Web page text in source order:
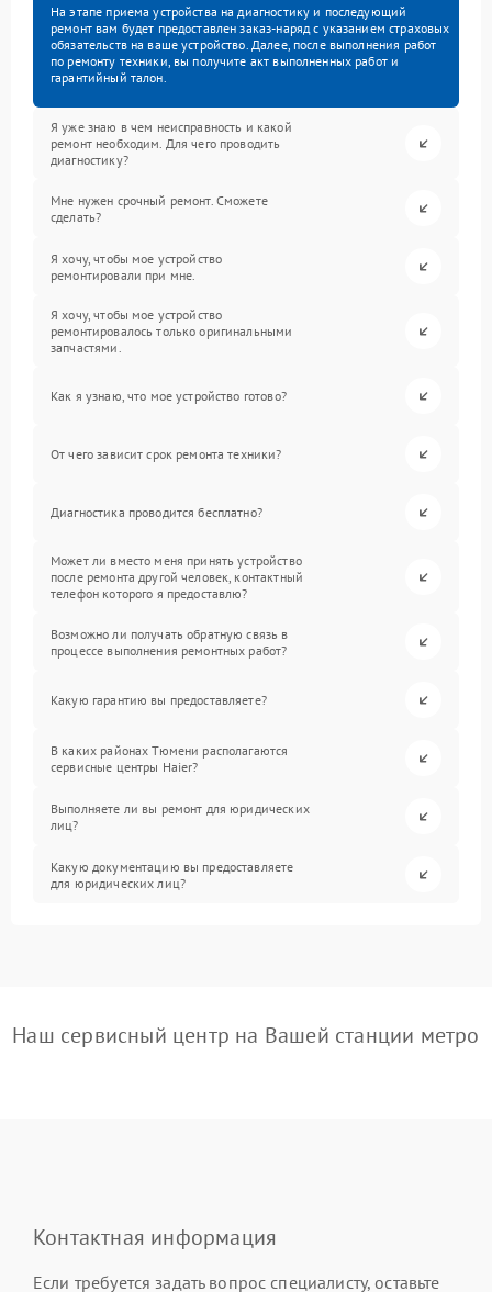
На этапе приема устройства на диагностику и последующий
ремонт вам будет предоставлен заказ-наряд с указанием страховых
обязательств на ваше устройство. Далее, после выполнения работ
по ремонту техники, вы получите акт выполненных работ и
гарантийный талон.
Я уже знаю в чем неисправность и какой
ремонт необходим. Для чего проводить
диагностику?
Мне нужен срочный ремонт. Сможете
сделать?
Я хочу, чтобы мое устройство
ремонтировали при мне.
Я хочу, чтобы мое устройство
ремонтировалось только оригинальными
запчастями.
Как я узнаю, что мое устройство готово?
От чего зависит срок ремонта техники?
Диагностика проводится бесплатно?
Может ли вместо меня принять устройство
после ремонта другой человек, контактный
телефон которого я предоставлю?
Возможно ли получать обратную связь в
процессе выполнения ремонтных работ?
Какую гарантию вы предоставляете?
В каких районах Тюмени располагаются
сервисные центры Haier?
Выполняете ли вы ремонт для юридических
лиц?
Какую документацию вы предоставляете
для юридических лиц?
Наш сервисный центр на Вашей станции метро
Контактная информация
Если требуется задать вопрос специалисту, оставьте